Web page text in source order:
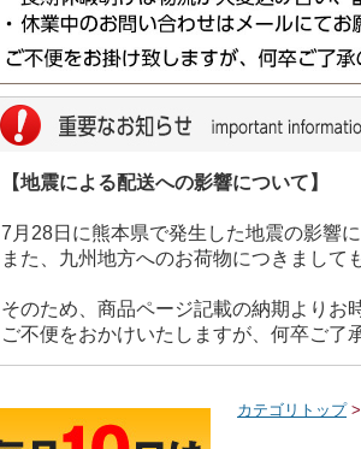
【地震による配送への影響について】
7月28日に熊本県で発生した地震の影響
また、九州地方へのお荷物につきまして
そのため、商品ページ記載の納期よりお
ご不便をおかけいたしますが、何卒ご了
カテゴリトップ>